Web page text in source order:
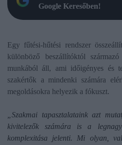
Google Keresőben!
Egy fűtési-hűtési rendszer
különböző beszállítóktól
munkából áll, ami időigényes és
szakértők a mindenki számára
megoldásokra helyezik a fókuszt.
„Szakmai tapasztalataink azt
kivitelezők számára is a
komplexitása jelenti. Mi olyan,